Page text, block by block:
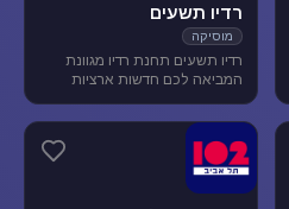
רדיו תשעים
מוסיקה
רדיו תשעים תחנת רדיו מגוונת
המביאה לכם חדשות ארציות
ופנאי וכמובן מוסיקה מגוונת
להנאת המאזינים